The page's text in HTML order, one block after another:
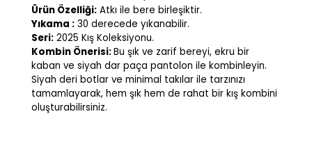
Ürün Özelliği: Atkı ile bere birleşiktir.
Yıkama : 30 derecede yıkanabilir.
Seri: 2025 Kış Koleksiyonu.
Kombin Önerisi:Bu şık ve zarif bereyi, ekru bir
kaban ve siyah dar paça pantolon ile kombinleyin.
Siyah deri botlar ve minimal takılar ile tarzınızı
tamamlayarak, hem şık hem de rahat bir kış kombini
oluşturabilirsiniz.